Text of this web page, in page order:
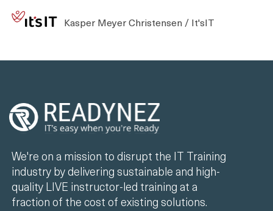
Kasper Meyer Christensen / It'sIT
We're on a mission to disrupt the IT Training
industry by delivering sustainable and high-
quality LIVE instructor-led training at a
fraction of the cost of existing solutions.